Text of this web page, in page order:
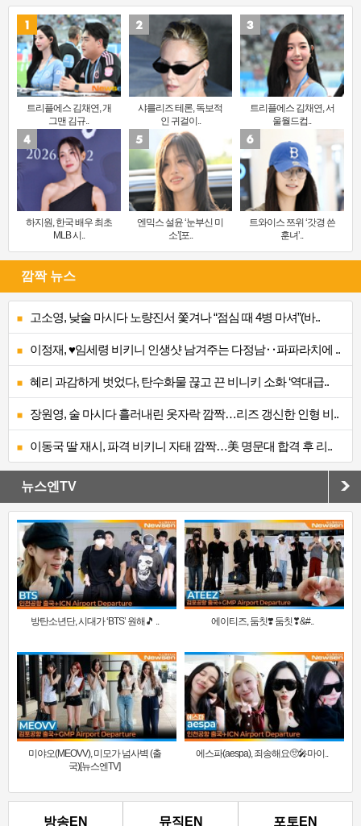
트리플에스 김채연, 개
그맨 김규..
샤를리즈 테론, 독보적
인 귀걸이..
트리플에스 김채연, 서
울월드컵..
하지원, 한국 배우 최초
MLB 시..
엔믹스 설윤 ‘눈부신 미
소’[포..
트와이스 쯔위 ‘갓경 쓴
훈녀’..
깜짝 뉴스
고소영, 낮술 마시다 노량진서 쫓겨나 “점심 때 4병 마셔”(바..
이정재, ♥임세령 비키니 인생샷 남겨주는 다정남‥파파라치에 ..
혜리 과감하게 벗었다, 탄수화물 끊고 끈 비니키 소화 ‘역대급..
장원영, 술 마시다 흘러내린 옷자락 깜짝…리즈 갱신한 인형 비..
이동국 딸 재시, 파격 비키니 자태 깜짝…美 명문대 합격 후 리..
뉴스엔TV
방탄소년단, 시대가 ‘BTS’ 원해🎵 .. 에이티즈, 둠칫❣️ 둠칫❣&#..
미야오(MEOVV), 미모가 넘사벽 (출
국)[뉴스엔TV]
에스파(aespa), 죄송해요🥺🎤마이..
방송EN 뮤직EN 포토EN